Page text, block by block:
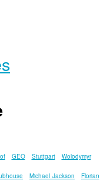
GEO Stuttgart Wolodymyr
Michael Jackson Florian